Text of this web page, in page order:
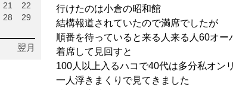
行けたのは小倉の昭和館
結構報道されていたので満席でしたが
順番を待っていると来る人来る人60オー
着席して見回すと
100人以上入るハコで40代は多分私オン
一人浮きまくりで見てきました
21
22
28
29
翌月